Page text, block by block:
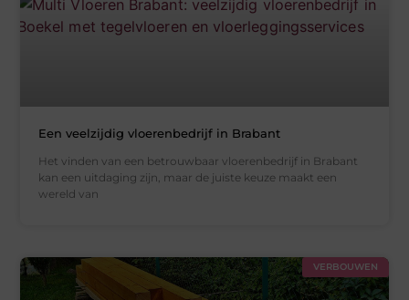
Een veelzijdig vloerenbedrijf in Brabant
Het vinden van een betrouwbaar vloerenbedrijf in Brabant
kan een uitdaging zijn, maar de juiste keuze maakt een
wereld van
VERBOUWEN